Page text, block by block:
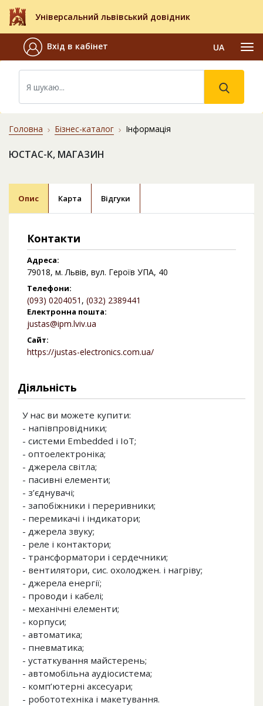
Універсальний львівський довідник
Вхід в кабінет UA
Головна Бізнес-каталог Інформація
ЮСТАС-К, МАГАЗИН
Опис Карта Відгуки
Контакти
Адреса:
79018, м. Львів, вул. Героїв УПА, 40
Телефони:
(093) 0204051 , (032) 2389441
Електронна пошта:
justas@ipm.lviv.ua
Сайт:
https://justas-electronics.com.ua/
Діяльність
У нас ви можете купити:
- напівпровідники;
- системи Embedded i IoT;
- оптоелектроніка;
- джерела світла;
- пасивні елементи;
- з’єднувачі;
- запобіжники і переривники;
- перемикачі і індикатори;
- джерела звуку;
- реле і контактори;
- трансформатори і сердечники;
- вентилятори, сис. охолоджен. і нагріву;
- джерела енергії;
- проводи і кабелі;
- механічні елементи;
- корпуси;
- автоматика;
- пневматика;
- устаткування майстерень;
- автомобільна аудіосистема;
- комп’ютерні аксесуари;
- робототехніка і макетування.